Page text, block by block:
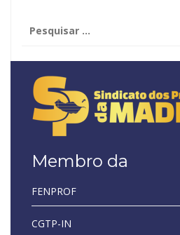
por:
Membro da
FENPROF
CGTP-IN